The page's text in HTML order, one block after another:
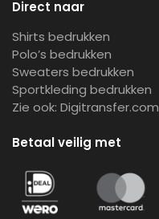
Direct naar
Shirts bedrukken
Polo’s bedrukken
Sweaters bedrukken
Sportkleding bedrukken
Zie ook: Digitransfer.com
Betaal veilig met